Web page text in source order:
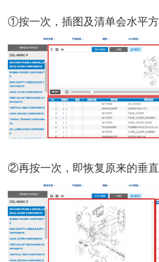
①按一次，插图及清单会水平方
②再按一次，即恢复原来的垂直